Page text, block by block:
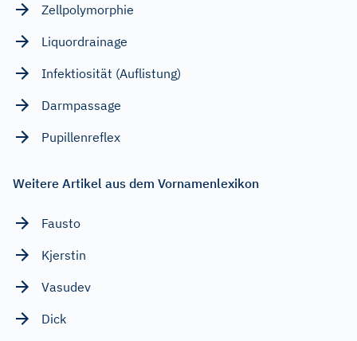
Zellpolymorphie
Liquordrainage
Infektiosität (Auflistung)
Darmpassage
Pupillenreflex
Weitere Artikel aus dem Vornamenlexikon
Fausto
Kjerstin
Vasudev
Dick